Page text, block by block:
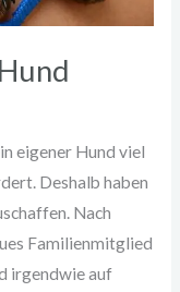
eigener Hund viel
Deshalb haben
Nach
Familienmitglied
irgendwie auf